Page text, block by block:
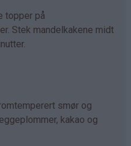
topper på
Stek mandelkakene midt
smør og
kakao og